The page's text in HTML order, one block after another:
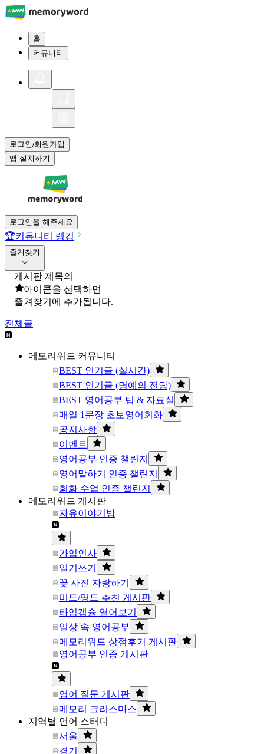
홈
커뮤니티
로그인/회원가입
앱 설치하기
로그인을 해주세요
🏆커뮤니티 랭킹
즐겨찾기
게시판 제목의
아이콘을 선택하면
즐겨찾기에 추가됩니다.
전체글
메모리워드 커뮤니티
BEST 인기글 (실시간)
BEST 인기글 (명예의 전당)
BEST 영어공부 팁 & 자료실
매일 1문장 초보영어회화
공지사항
이벤트
영어공부 인증 챌린지
영어말하기 인증 챌린지
회화 수업 인증 챌린지
메모리워드 게시판
자유이야기방
가입인사
일기쓰기
꽃 사진 자랑하기
미드/영드 추천 게시판
타임캡슐 열어보기
일상 속 영어공부
메모리워드 상점후기 게시판
영어공부 인증 게시판
영어 질문 게시판
메모리 크리스마스
지역별 언어 스터디
서울
경기